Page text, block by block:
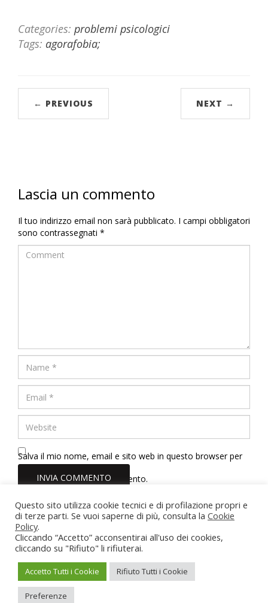
Categories: problemi psicologici
Tags: agorafobia;
← PREVIOUS NEXT →
Lascia un commento
Il tuo indirizzo email non sarà pubblicato. I campi obbligatori
sono contrassegnati *
Salva il mio nome, email e sito web in questo browser per
la prossima volta che commento.
Dott.ssa Erica Tinelli Psicologa
Partita IVA: 02211710567
Iscrizione Albo Psicologi del Lazio n. 22166
erica.tinelli@hotmail.it-3884462095
Questo sito utilizza cookie tecnici e di profilazione propri e
di terze parti. Se vuoi saperne di più, consulta la Cookie
Policy.
Cliccando “Accetto” acconsentirai all'uso dei cookies,
cliccando su "Rifiuto" li rifiuterai.
Accetto Tutti i Cookie Rifiuto Tutti i Cookie
Preferenze